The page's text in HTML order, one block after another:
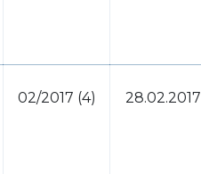
02/2017 (4) 28.02.2017